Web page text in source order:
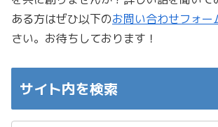
ある方はぜひ以下のお問い合わせフォー
さい。お待ちしております！
サイト内を検索